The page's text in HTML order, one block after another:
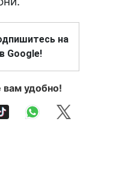
на
Google!
вам удобно!